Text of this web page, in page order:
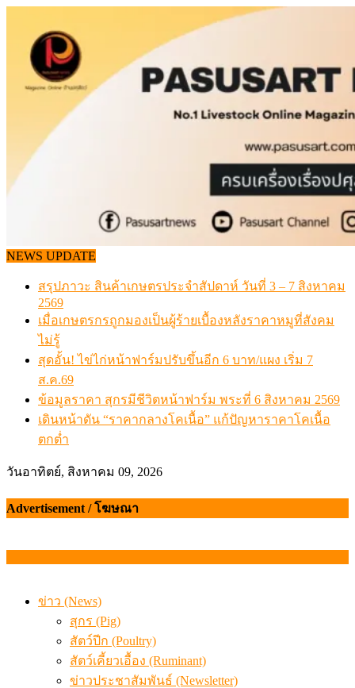
content
NEWS UPDATE
สรุปภาวะ สินค้าเกษตรประจำสัปดาห์ วันที่ 3 – 7 สิงหาคม
2569
เมื่อเกษตรกรถูกมองเป็นผู้ร้ายเบื้องหลังราคาหมูที่สังคม
ไม่รู้
สุดอั้น! ไข่ไก่หน้าฟาร์มปรับขึ้นอีก 6 บาท/แผง เริ่ม 7
ส.ค.69
ข้อมูลราคา สุกรมีชีวิตหน้าฟาร์ม พระที่ 6 สิงหาคม 2569
เดินหน้าดัน “ราคากลางโคเนื้อ” แก้ปัญหาราคาโคเนื้อ
ตกต่ำ
วันอาทิตย์, สิงหาคม 09, 2026
Advertisement / โฆษณา
ข่าว (News)
สุกร (Pig)
สัตว์ปีก (Poultry)
สัตว์เคี้ยวเอื้อง (Ruminant)
ข่าวประชาสัมพันธ์ (Newsletter)